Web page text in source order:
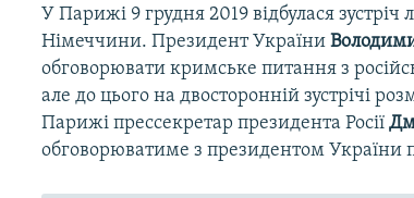
У Парижі 9 грудня 2019 відбулася зустріч
Німеччини. Президент України
обговорювати кримське питання з
але до цього на двосторонній зустрічі
Парижі прессекретар президента Росії
обговорюватиме з президентом України